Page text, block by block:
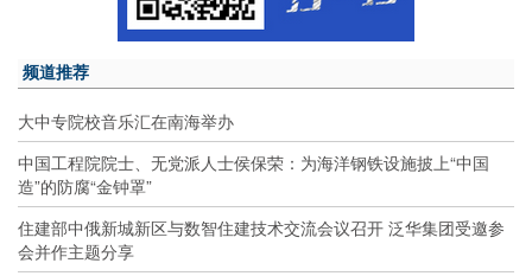
频道推荐
大中专院校音乐汇在南海举办
中国工程院院士、无党派人士侯保荣：为海洋钢铁设施披上“中国
造”的防腐“金钟罩”
住建部中俄新城新区与数智住建技术交流会议召开 泛华集团受邀参
会并作主题分享